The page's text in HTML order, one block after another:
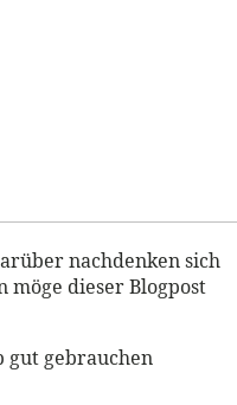
nachdenken sich
möge dieser Blogpost
gut gebrauchen